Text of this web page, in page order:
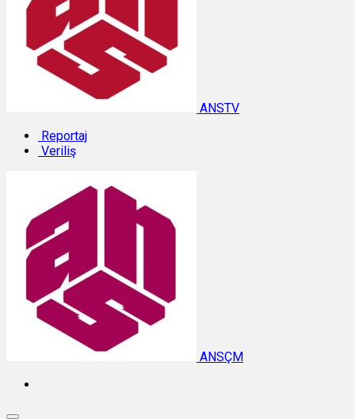
ANSTV
Reportaj
Veriliş
ANSÇM